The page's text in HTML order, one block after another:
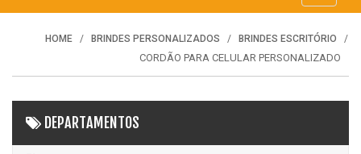
HOME BRINDES PERSONALIZADOS BRINDES ESCRITÓRIO
CORDÃO PARA CELULAR PERSONALIZADO
DEPARTAMENTOS